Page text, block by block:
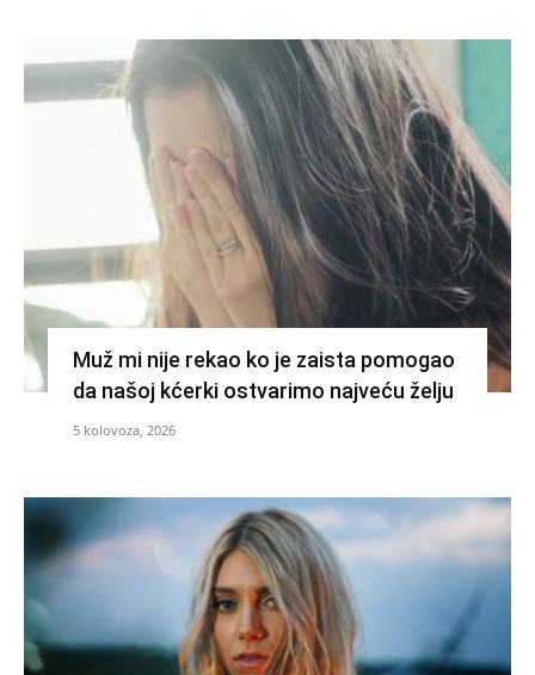
Muž mi nije rekao ko je zaista pomogao
da našoj kćerki ostvarimo najveću želju
5 kolovoza, 2026